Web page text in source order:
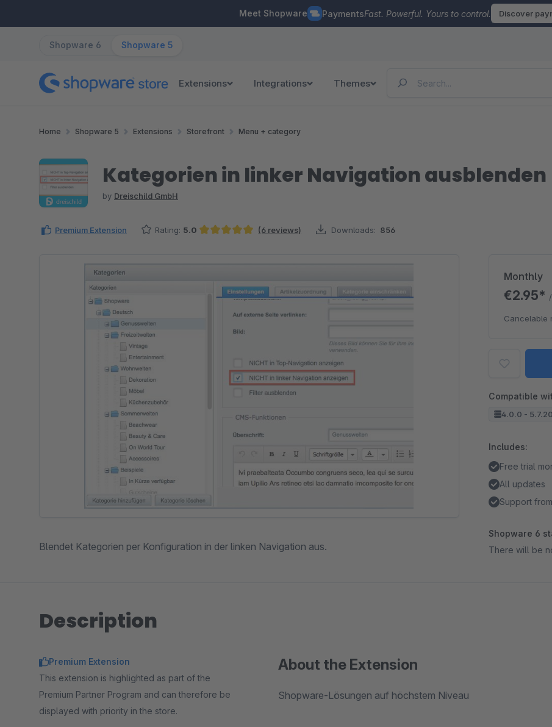
Meet Shopware PaymentsFast. Powerful. Yours to control. Discover
Shopware 6 Shopware 5
Extensions Integrations Themes
Home Shopware 5 Extensions Storefront Menu + category
Kategorien in linker Navigation ausblenden
by Dreischild GmbH
Premium Extension Rating: 5.0 (6 reviews) Downloads: 856
Skip image gallery
Blendet Kategorien per Konfiguration in der linken Navigation aus.
Monthly
€2.95*
Cancelable
Compatible
4.0.0 - 5.7.20
Includes:
Free trial
All updates
Support
Shopware 6
There will be
Description
About the Extension
Shopware-Lösungen auf höchstem Niveau
Premium Extension
This extension is highlighted as part of the
Premium Partner Program and can therefore be
displayed with priority in the store.